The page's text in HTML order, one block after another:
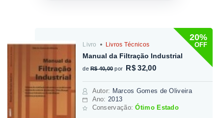
20%
OFF
Livro Livros Técnicos
Manual da Filtração Industrial
de R$ 40,00 por R$ 32,00
Autor: Marcos Gomes de Oliveira
Ano: 2013
Conservação:Ótimo Estado